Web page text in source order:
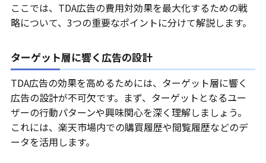
ここでは、TDA広告の費用対効果を最大化するための戦
略について、3つの重要なポイントに分けて解説します。
ターゲット層に響く広告の設計
TDA広告の効果を高めるためには、ターゲット層に響く
広告の設計が不可欠です。まず、ターゲットとなるユー
ザーの行動パターンや興味関心を深く理解しましょう。
これには、楽天市場内での購買履歴や閲覧履歴などのデ
ータを活用します。